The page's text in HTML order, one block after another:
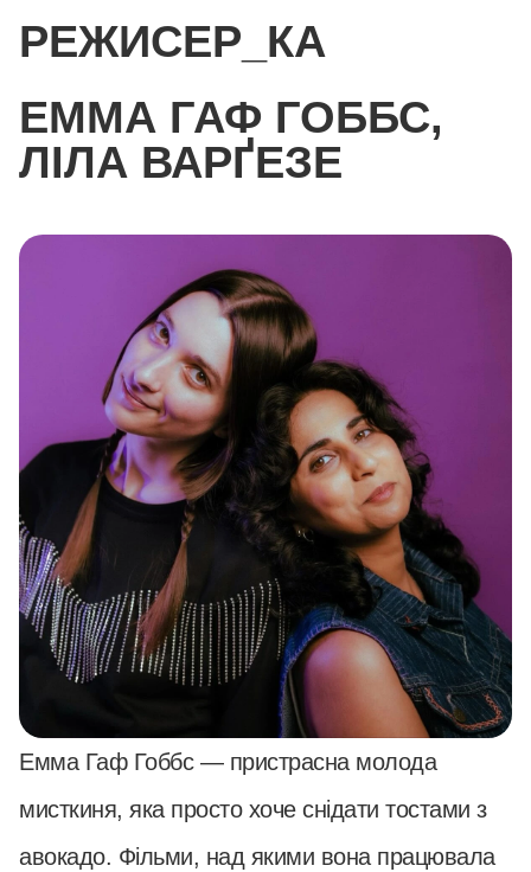
РЕЖИСЕР_КА
ЕММА ГАФ ГОББС,
ЛІЛА ВАРҐЕЗЕ
Емма Гаф Гоббс — пристрасна молода
мисткиня, яка просто хоче снідати тостами з
авокадо. Фільми, над якими вона працювала